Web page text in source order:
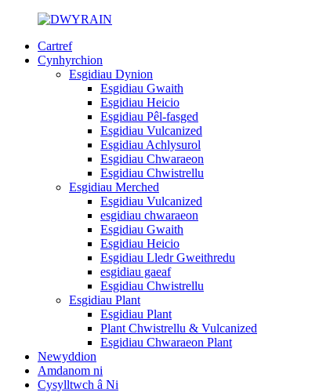
Cartref
Cynhyrchion
Esgidiau Dynion
Esgidiau Gwaith
Esgidiau Heicio
Esgidiau Pêl-fasged
Esgidiau Vulcanized
Esgidiau Achlysurol
Esgidiau Chwaraeon
Esgidiau Chwistrellu
Esgidiau Merched
Esgidiau Vulcanized
esgidiau chwaraeon
Esgidiau Gwaith
Esgidiau Heicio
Esgidiau Lledr Gweithredu
esgidiau gaeaf
Esgidiau Chwistrellu
Esgidiau Plant
Esgidiau Plant
Plant Chwistrellu & Vulcanized
Esgidiau Chwaraeon Plant
Newyddion
Amdanom ni
Cysylltwch â Ni